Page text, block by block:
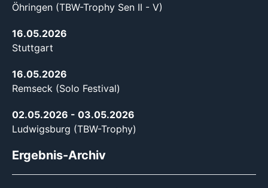
Öhringen (TBW-Trophy Sen II - V)
16.05.2026
Stuttgart
16.05.2026
Remseck (Solo Festival)
02.05.2026 - 03.05.2026
Ludwigsburg (TBW-Trophy)
Ergebnis-Archiv